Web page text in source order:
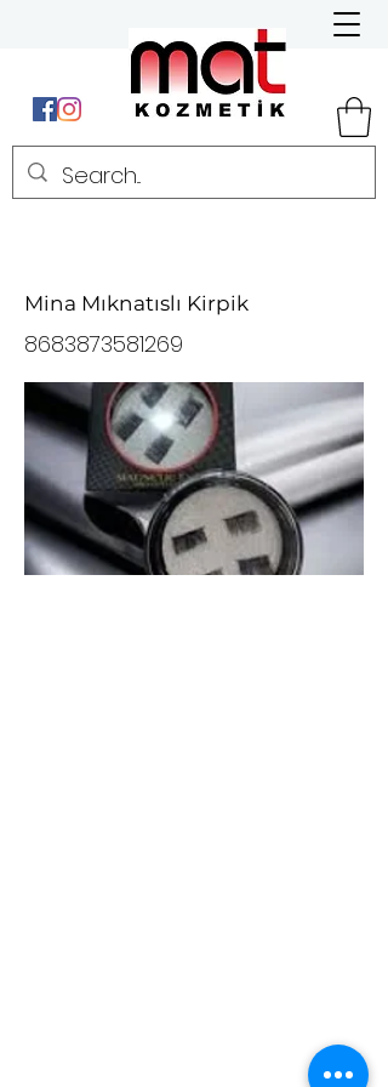
Mina Mıknatıslı Kirpik
8683873581269